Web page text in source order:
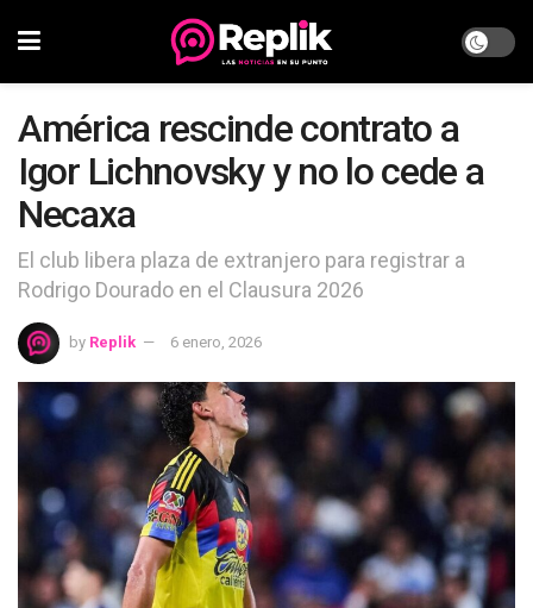
América rescinde contrato a
Igor Lichnovsky y no lo cede a
Necaxa
El club libera plaza de extranjero para registrar a
Rodrigo Dourado en el Clausura 2026
by Replik 6 enero, 2026